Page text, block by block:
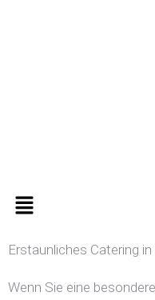
Menü
Erstaunliches Catering
Wenn Sie eine